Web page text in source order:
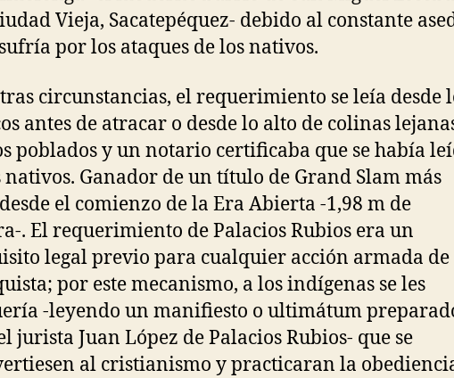
Vieja, Sacatepéquez- debido al constante
por los ataques de los nativos.
circunstancias, el requerimiento se leía desde
antes de atracar o desde lo alto de colinas
poblados y un notario certificaba que se había
nativos. Ganador de un título de Grand Slam más
el comienzo de la Era Abierta -1,98 m de
. El requerimiento de Palacios Rubios era un
legal previo para cualquier acción armada de
por este mecanismo, a los indígenas se les
-leyendo un manifiesto o ultimátum
jurista Juan López de Palacios Rubios- que se
al cristianismo y practicaran la